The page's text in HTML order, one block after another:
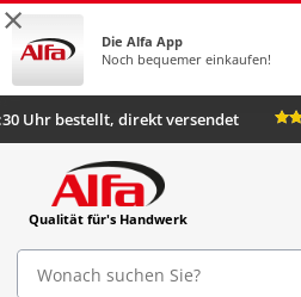
×
Die Alfa App
Noch bequemer einkaufen!
Uhr bestellt, direkt versendet
Qualität für's Handwerk